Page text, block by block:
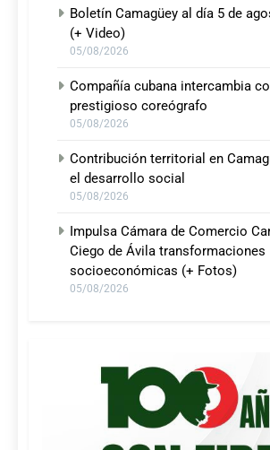
Boletín Camagüey al día 5 de
(+ Video)
05/08/2026
Compañía cubana intercambia
prestigioso coreógrafo
05/08/2026
Contribución territorial en
el desarrollo social
05/08/2026
Impulsa Cámara de Comercio
Ciego de Ávila transformaciones
socioeconómicas (+ Fotos)
05/08/2026